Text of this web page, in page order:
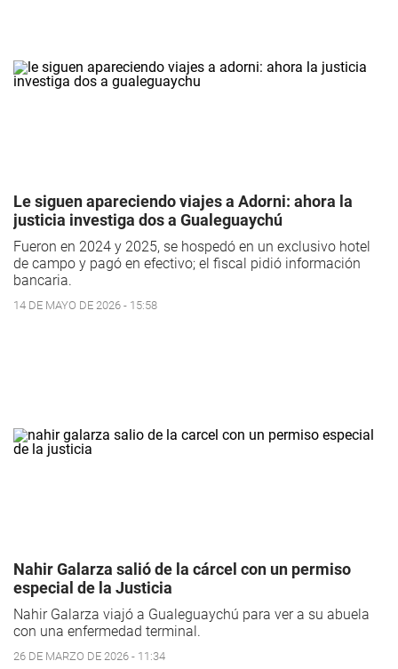
Le siguen apareciendo viajes a Adorni: ahora la
justicia investiga dos a Gualeguaychú
Fueron en 2024 y 2025, se hospedó en un exclusivo hotel
de campo y pagó en efectivo; el fiscal pidió información
bancaria.
14 DE MAYO DE 2026 - 15:58
Nahir Galarza salió de la cárcel con un permiso
especial de la Justicia
Nahir Galarza viajó a Gualeguaychú para ver a su abuela
con una enfermedad terminal.
26 DE MARZO DE 2026 - 11:34